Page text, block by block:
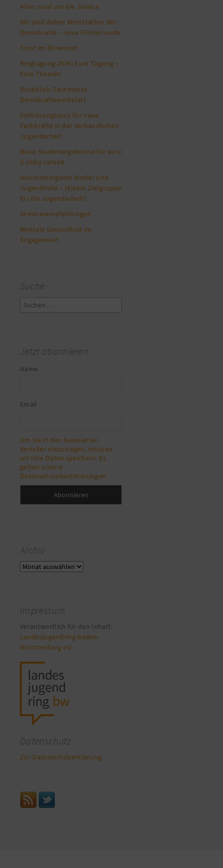
Alles rund um die Juleica
Wir sind dabei! Wertstätten der
Demokratie – neue Förderrunde
Frust im Ehrenamt
Ringtagung 2026: Eure Tagung –
Eure Themen
Rückblick: Fachmesse
Demokratiewerkstatt
Einführungskurs für neue
Fachkräfte in der Verbandlichen
Jugendarbeit
Neue Studienergebnisse für eure
(Lobby-)arbeit
Neurodivergente Kinder und
Jugendliche – (k)eine Zielgruppe
für die Jugendarbeit?
Seminarempfehlungen
Mentale Gesundheit im
Engagement
Suche
Suchen
Jetzt abonnieren:
Name
Email
Um Sie in den Newsletter-
Verteiler einzutragen, müssen
wir Ihre Daten speichern. Es
gelten unsere
Datenschutzbestimmungen.
Archiv
Archiv
Impressum
Verantwortlich für den Inhalt:
Landesjugendring Baden-
Württemberg e.V.
Datenschutz
Zur Datenschutzerklärung